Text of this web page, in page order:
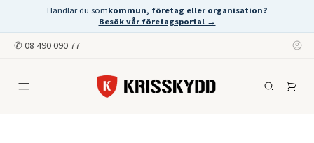
Handlar du somkommun, företag eller organisation?
Besök vår företagsportal →
✆ 08 490 090 77